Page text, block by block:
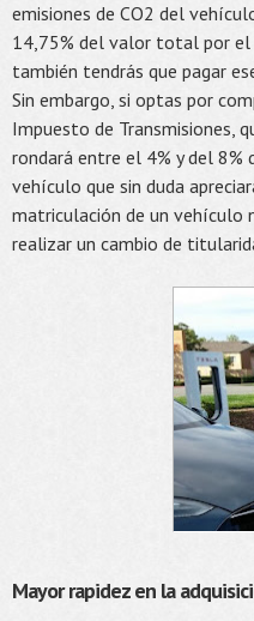
emisiones de CO2 del
14,75% del valor total por el
también tendrás que pagar
Sin embargo, si optas por
Impuesto de Transmisiones,
rondará entre el 4% y del 8%
vehículo que sin duda
matriculación de un vehículo
realizar un cambio de
Mayor rapidez en la